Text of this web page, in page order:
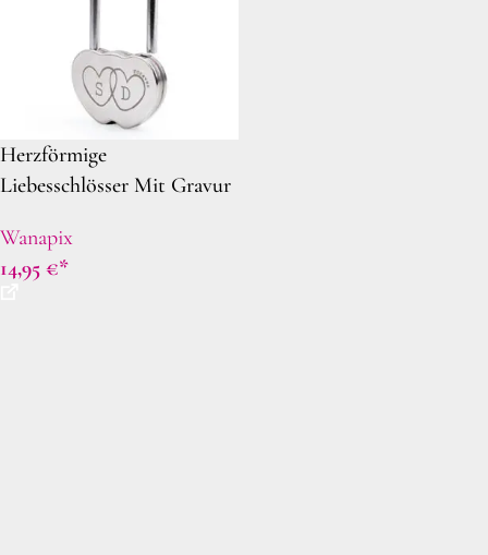
Herzförmige
Liebesschlösser Mit Gravur
Wanapix
14,95 €